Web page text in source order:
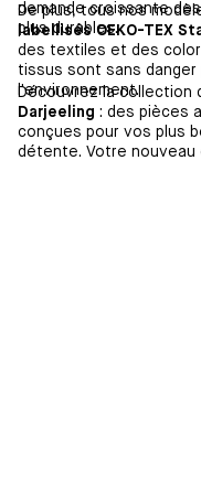
demande croissante
plus durables.
De plus, tous nos
labellisés OEKO-TEX
des textiles et des
tissus sont sans
l'environnement.
Découvrez la collection
Darjeeling : des pièces
conçues pour vos plus
détente. Votre nouveau